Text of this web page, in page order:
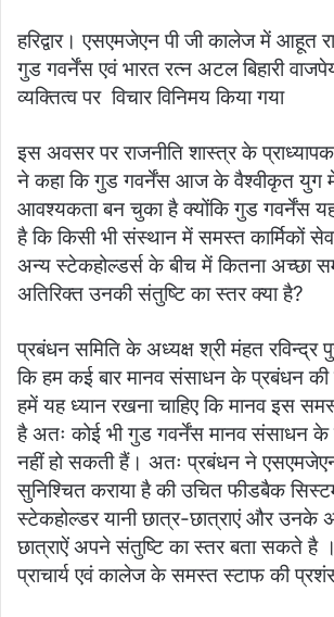
हरिद्वार। एसएमजेएन पी जी कालेज में आहूत
गुड गवर्नेंस एवं भारत रत्न अटल बिहारी
व्यक्तित्व पर विचार विनिमय किया गया
इस अवसर पर राजनीति शास्त्र के
ने कहा कि गुड गवर्नेंस आज के वैश्वीकृत युग में
आवश्यकता बन चुका है क्योंकि गुड गवर्नेंस
है कि किसी भी संस्थान में समस्त कार्मिकों
अन्य स्टेकहोल्डर्स के बीच में कितना अच्छा
अतिरिक्त उनकी संतुष्टि का स्तर क्या है?
प्रबंधन समिति के अध्यक्ष श्री मंहत रविन्द्र
कि हम कई बार मानव संसाधन के प्रबंधन
हमें यह ध्यान रखना चाहिए कि मानव इस
है अतः कोई भी गुड गवर्नेंस मानव संसाधन के
नहीं हो सकती हैं। अतः प्रबंधन ने
सुनिश्चित कराया है की उचित फीडबैक
स्टेकहोल्डर यानी छात्र-छात्राएं और उनके
छात्राऐं अपने संतुष्टि का स्तर बता सकते है
प्राचार्य एवं कालेज के समस्त स्टाफ की